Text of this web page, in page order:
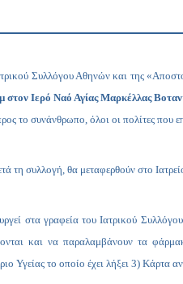
Συλλόγου Αθηνών και της
στον Ιερό Ναό Αγίας Μαρκέλλας
το συνάνθρωπο, όλοι οι πολίτες που
τη συλλογή, θα μεταφερθούν στο
στα γραφεία του Ιατρικού
και να παραλαμβάνουν τα
Υγείας το οποίο έχει λήξει 3) Κάρτα